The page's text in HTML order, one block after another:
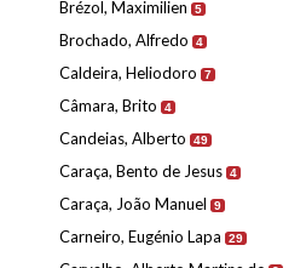
Brézol, Maximilien 5
Brochado, Alfredo 4
Caldeira, Heliodoro 7
Câmara, Brito 4
Candeias, Alberto 49
Caraça, Bento de Jesus 4
Caraça, João Manuel 9
Carneiro, Eugénio Lapa 29